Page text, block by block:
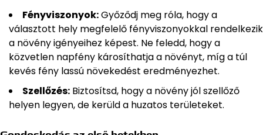
Fényviszonyok:Győződj meg róla, hogy a
választott hely megfelelő fényviszonyokkal rendelkezik
a növény igényeihez képest. Ne feledd, hogy a
közvetlen napfény károsíthatja a növényt, míg a túl
kevés fény lassú növekedést eredményezhet.
Szellőzés: Biztosítsd, hogy a növény jól szellőző
helyen legyen, de kerüld a huzatos területeket.